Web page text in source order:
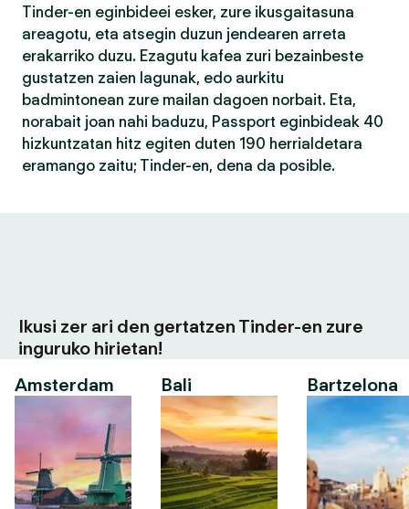
Tinder-en eginbideei esker, zure ikusgaitasuna
areagotu, eta atsegin duzun jendearen arreta
erakarriko duzu. Ezagutu kafea zuri bezainbeste
gustatzen zaien lagunak, edo aurkitu
badmintonean zure mailan dagoen norbait. Eta,
norabait joan nahi baduzu, Passport eginbideak 40
hizkuntzatan hitz egiten duten 190 herrialdetara
eramango zaitu; Tinder-en, dena da posible.
Ikusi zer ari den gertatzen Tinder-en zure
inguruko hirietan!
Amsterdam
Bali Bartzelona